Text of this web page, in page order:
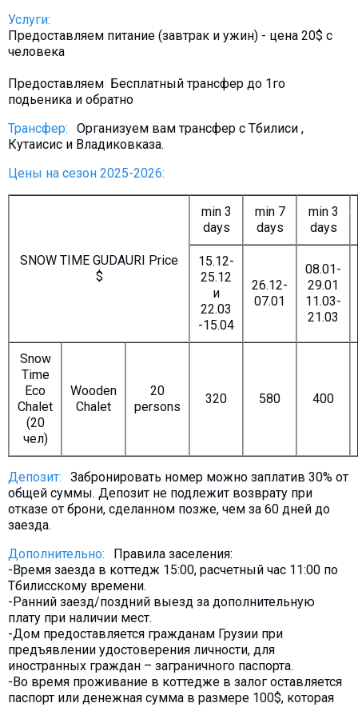
Услуги:
Предоставляем питание (завтрак и ужин) - цена 20$ c
человека
Предоставляем Бесплатный трансфер до 1го
подьеника и обратно
Трансфер:
Организуем вам трансфер с Тбилиси ,
Кутаисис и Владиковказа.
Цены на сезон 2025-2026:
SNOW TIME GUDAURI Price
$
min 3
days
min 7
days
min 3
days
15.12-
25.12
и
22.03
-15.04
26.12-
07.01
08.01-
29.01
11.03-
21.03
Snow
Time
Eco
Chalet
(20
чел)
Wooden
Chalet
20
persons
320 580 400
Депозит:
Забронировать номер можно заплатив 30% от
общей суммы. Депозит не подлежит возврату при
отказе от брони, сделанном позже, чем за 60 дней до
заезда.
Дополнительно:
Правила заселения:
-Время заезда в коттедж 15:00, расчетный час 11:00 по
Тбилисскому времени.
-Ранний заезд/поздний выезд за дополнительную
плату при наличии мест.
-Дом предоставляется гражданам Грузии при
предъявлении удостоверения личности, для
иностранных граждан – заграничного паспорта.
-Во время проживание в коттедже в залог оставляется
паспорт или денежная сумма в размере 100$, которая